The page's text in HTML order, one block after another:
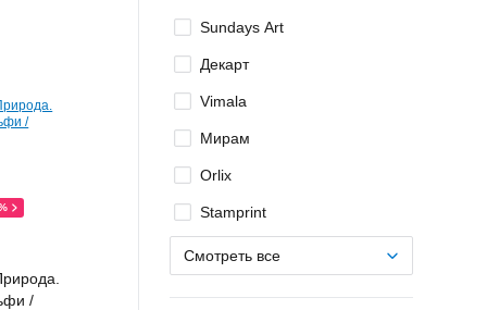
Tesoro
/
Sundays Art
Декарт
Vimala
Мирам
Orlix
Stamprint
Смотреть все